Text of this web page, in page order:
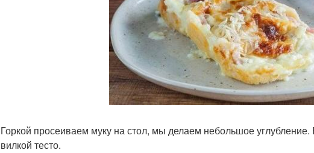
Горкой просеиваем муку на стол, мы делаем небольшое
вилкой тесто.